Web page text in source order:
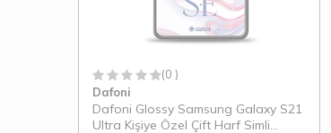
(0 )
Dafoni
Dafoni Glossy Samsung Galaxy S21
Ultra Kişiye Özel Çift Harf Simli